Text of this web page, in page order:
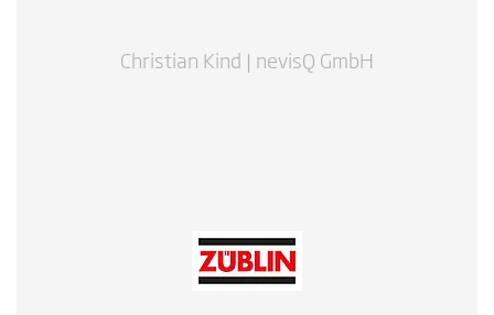
Christian Kind | nevisQ GmbH